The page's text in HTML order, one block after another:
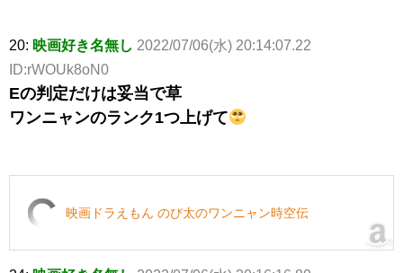
20: 映画好き名無し 2022/07/06(水) 20:14:07.22
ID:rWOUk8oN0
Eの判定だけは妥当で草
ワンニャンのランク1つ上げて
映画ドラえもん のび太のワンニャン時空伝